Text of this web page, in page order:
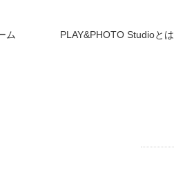
ム PLAY&PHOTO Studioとは